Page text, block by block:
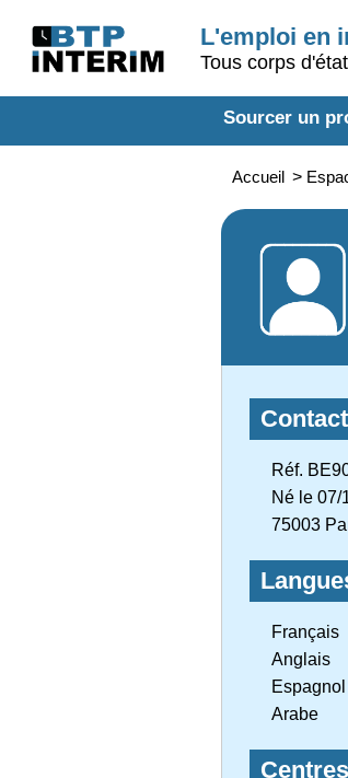
L'emploi en
Tous corps
Sourcer un
Accueil >
Contact
Réf.
Né le 07/
75003
Français
Anglais
Espagnol
Arabe